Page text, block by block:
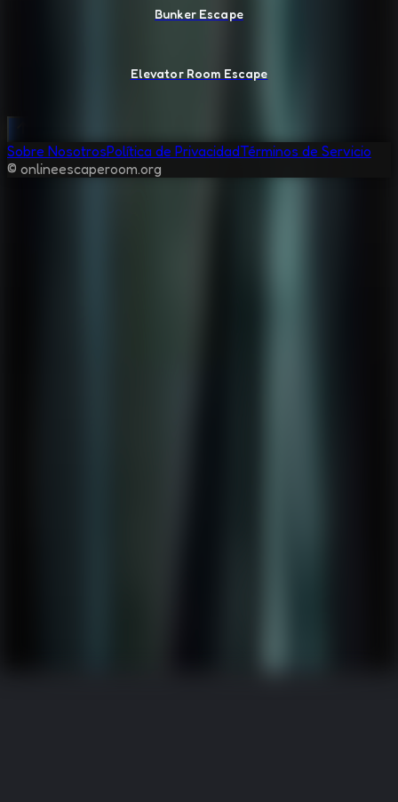
Bunker Escape
Elevator Room Escape
Sobre NosotrosPolítica de PrivacidadTérminos de Servicio
© onlineescaperoom.org